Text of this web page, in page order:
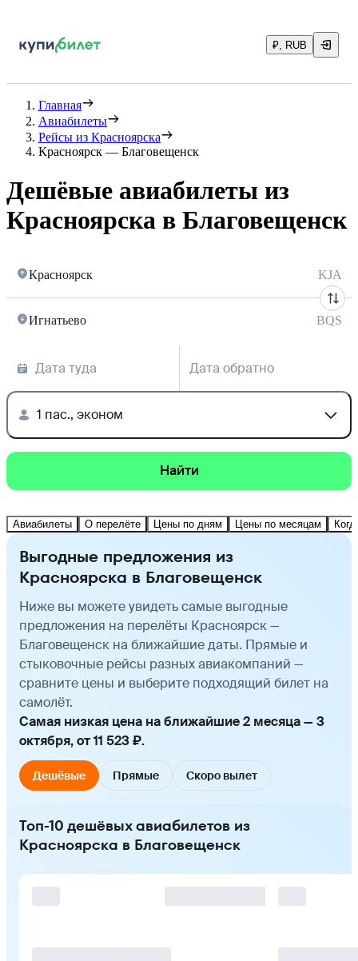
₽, RUB
Главная
Авиабилеты
Рейсы из Красноярска
Красноярск — Благовещенск
Дешёвые авиабилеты из
Красноярска в Благовещенск
Красноярск KJA
Игнатьево BQS
Дата туда Дата обратно
1 пас., эконом
Найти
Авиабилеты О перелёте Цены по дням Цены по месяцам
Выгодные предложения из
Красноярска в Благовещенск
Ниже вы можете увидеть самые выгодные
предложения на перелёты Красноярск —
Благовещенск на ближайшие даты. Прямые и
стыковочные рейсы разных авиакомпаний —
сравните цены и выберите подходящий билет на
самолёт.
Самая низкая цена на ближайшие 2 месяца — 3
октября, от 11 523 ₽.
Дешёвые Прямые Скоро вылет
Топ-10 дешёвых авиабилетов из
Красноярска в Благовещенск